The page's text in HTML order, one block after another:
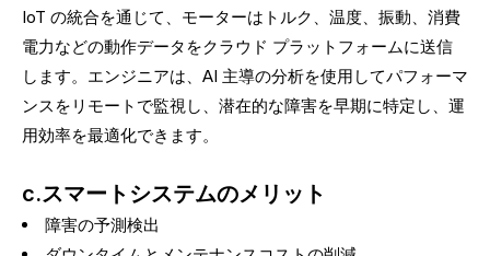
IoT の統合を通じて、モーターはトルク、温度、振動、消費
電力などの動作データをクラウド プラットフォームに送信
します。エンジニアは、AI 主導の分析を使用してパフォーマ
ンスをリモートで監視し、潜在的な障害を早期に特定し、運
用効率を最適化できます。
c.スマートシステムのメリット
障害の予測検出